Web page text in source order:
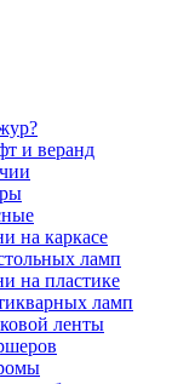
и веранд
на каркасе
ламп
на пластике
ламп
ленты